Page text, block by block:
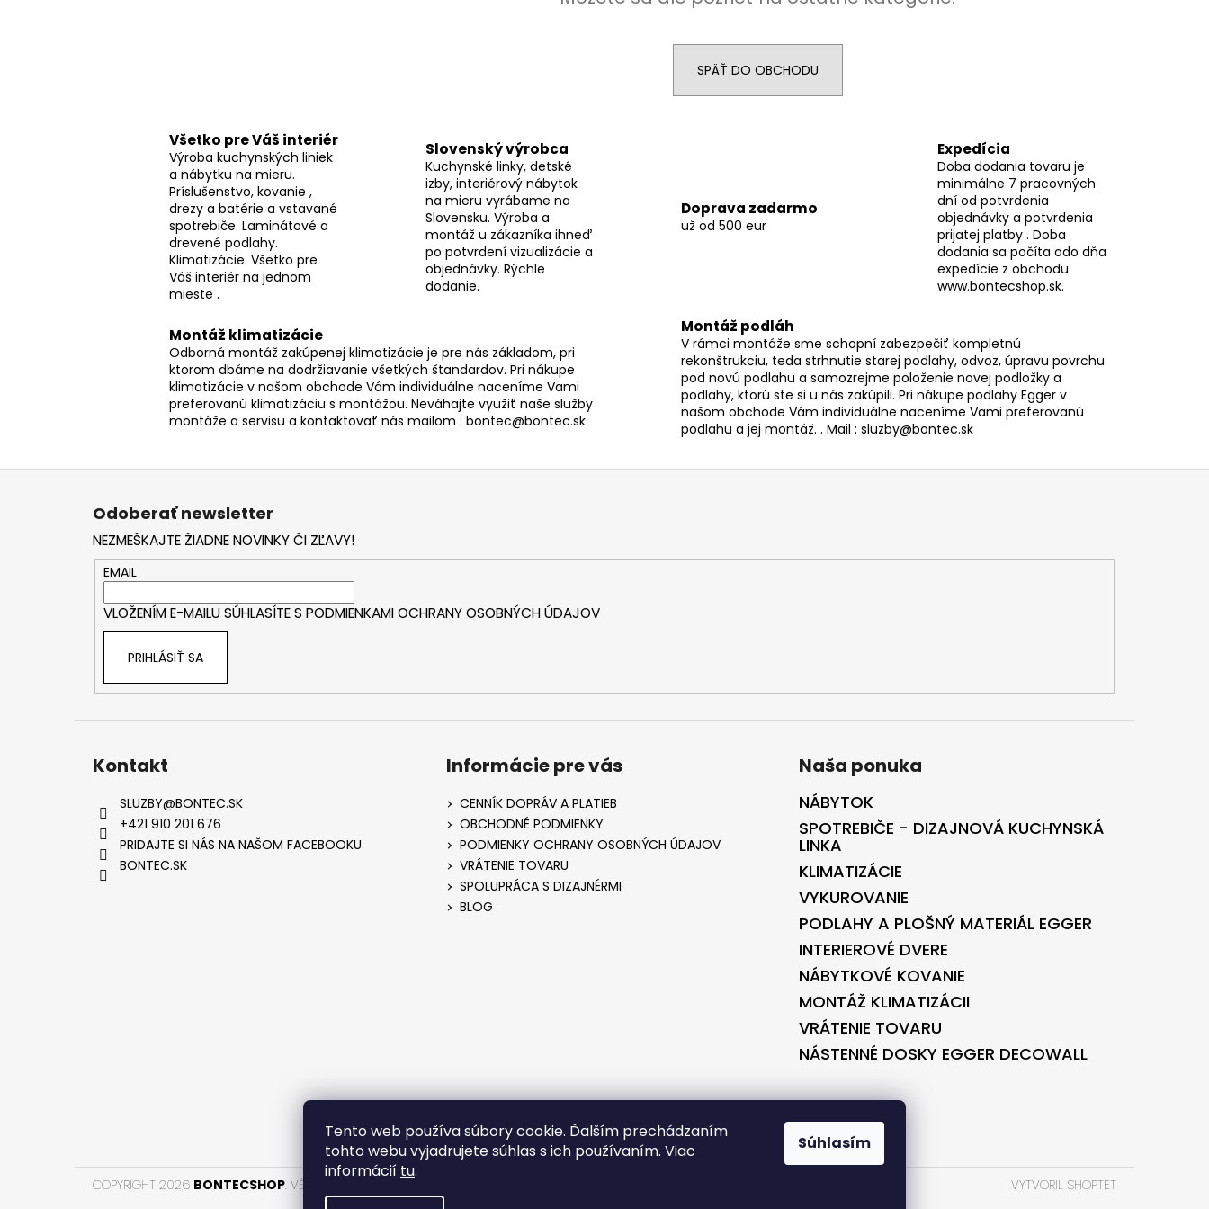
Tento web používa súbory cookie. Ďalším prechádzaním
tohto webu vyjadrujete súhlas s ich používaním. Viac
informácií tu.
Súhlasím
SPÄŤ DO OBCHODU
Všetko pre Váš interiér
Výroba kuchynských liniek
a nábytku na mieru.
Príslušenstvo, kovanie ,
drezy a batérie a vstavané
spotrebiče. Laminátové a
drevené podlahy.
Klimatizácie. Všetko pre
Váš interiér na jednom
mieste .
Slovenský výrobca
Kuchynské linky, detské
izby, interiérový nábytok
na mieru vyrábame na
Slovensku. Výroba a
montáž u zákazníka ihneď
po potvrdení vizualizácie a
objednávky. Rýchle
dodanie.
Doprava zadarmo
už od 500 eur
Expedícia
Doba dodania tovaru je
minimálne 7 pracovných
dní od potvrdenia
objednávky a potvrdenia
prijatej platby . Doba
dodania sa počíta odo dňa
expedície z obchodu
www.bontecshop.sk.
Montáž klimatizácie
Odborná montáž zakúpenej klimatizácie je pre nás základom, pri
ktorom dbáme na dodržiavanie všetkých štandardov. Pri nákupe
klimatizácie v našom obchode Vám individuálne naceníme Vami
preferovanú klimatizáciu s montážou. Neváhajte využiť naše služby
montáže a servisu a kontaktovať nás mailom : bontec@bontec.sk
Montáž podláh
V rámci montáže sme schopní zabezpečiť kompletnú
rekonštrukciu, teda strhnutie starej podlahy, odvoz, úpravu povrchu
pod novú podlahu a samozrejme položenie novej podložky a
podlahy, ktorú ste si u nás zakúpili. Pri nákupe podlahy Egger v
našom obchode Vám individuálne naceníme Vami preferovanú
podlahu a jej montáž. . Mail : sluzby@bontec.sk
Z
Odoberať newsletter
NEZMEŠKAJTE ŽIADNE NOVINKY ČI ZĽAVY!
EMAIL
VLOŽENÍM E-MAILU SÚHLASÍTE S PODMIENKAMI OCHRANY OSOBNÝCH ÚDAJOV
PRIHLÁSIŤ SA
Kontakt
SLUZBY@BONTEC.SK
+421 910 201 676
PRIDAJTE SI NÁS NA NAŠOM FACEBOOKU
BONTEC.SK
Informácie pre vás
CENNÍK DOPRÁV A PLATIEB
OBCHODNÉ PODMIENKY
PODMIENKY OCHRANY OSOBNÝCH ÚDAJOV
VRÁTENIE TOVARU
SPOLUPRÁCA S DIZAJNÉRMI
BLOG
Naša ponuka
NÁBYTOK
SPOTREBIČE - DIZAJNOVÁ KUCHYNSKÁ
LINKA
KLIMATIZÁCIE
VYKUROVANIE
PODLAHY A PLOŠNÝ MATERIÁL EGGER
INTERIEROVÉ DVERE
NÁBYTKOVÉ KOVANIE
MONTÁŽ KLIMATIZÁCII
VRÁTENIE TOVARU
NÁSTENNÉ DOSKY EGGER DECOWALL
VYTVORENÉ V SPOLUPRÁCI S KVALITNYESHOP.SK VYTVORENÉ V SPOLUPRÁCI S BONTEC.SK
VYTVORIL SHOPTET
COPYRIGHT 2026 BONTECSHOP. VŠETKY PRÁVA VYHRADENÉ.